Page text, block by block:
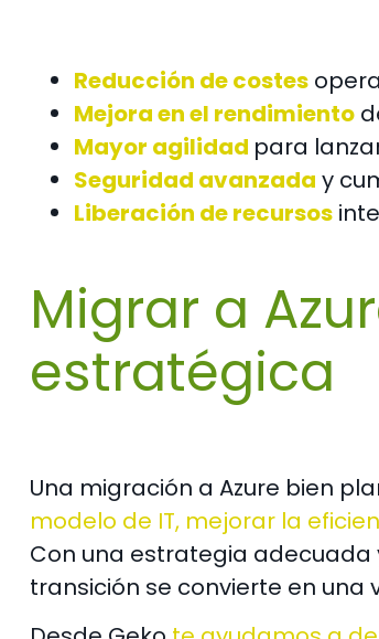
Reducción de costes
Mejora en el rendimiento
Mayor agilidad para
Seguridad avanzada y
Liberación de recursos
Migrar a
estratégica
Una migración a Azure bien
modelo de IT, mejorar la
Con una estrategia
transición se convierte en una